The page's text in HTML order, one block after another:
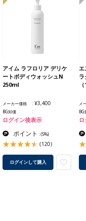
アイム ラフロリア デリケ
ートボディウォッシュN
250ml
メーカー価格 ¥3,400
BG卸価
ログイン後表示
ポイント :(5%)
(120)
ログインして購入
エ
メ
BG